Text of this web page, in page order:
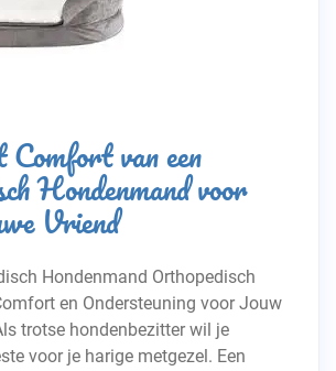
van een
Hondenmand voor
Vriend
Hondenmand Orthopedisch
en Ondersteuning voor Jouw
trotse hondenbezitter wil je
voor je harige metgezel. Een